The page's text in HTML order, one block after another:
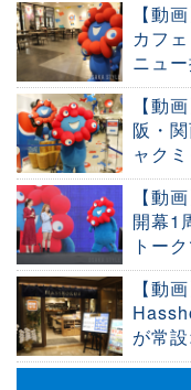
【動
カフ
ニュ
【動
阪・
ャク
【動
開幕1
トー
【動
が常